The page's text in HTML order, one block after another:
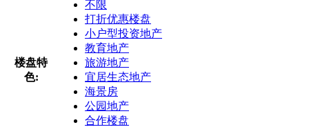
楼盘特
色:
不限
打折优惠楼盘
小户型投资地产
教育地产
旅游地产
宜居生态地产
海景房
公园地产
合作楼盘